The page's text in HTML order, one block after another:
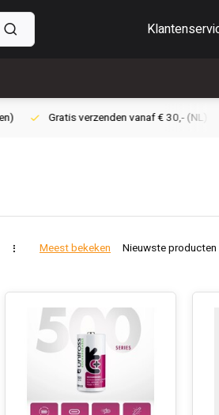
Gratis verzenden vanaf € 30,- (NL)
Meest bekeken Nieuwste producten